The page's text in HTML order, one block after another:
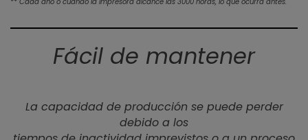
Fácil de mantener
La capacidad de producción se puede perder
debido a los